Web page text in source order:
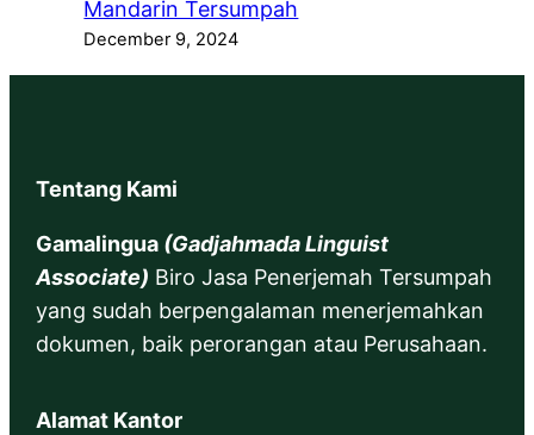
Mandarin Tersumpah
December 9, 2024
Tentang Kami
Gamalingua (Gadjahmada Linguist
Associate) Biro Jasa Penerjemah Tersumpah
yang sudah berpengalaman menerjemahkan
dokumen, baik perorangan atau Perusahaan.
Alamat Kantor